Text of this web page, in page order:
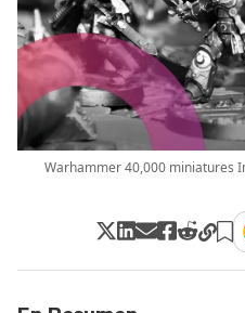
Warhammer 40,000 miniatures